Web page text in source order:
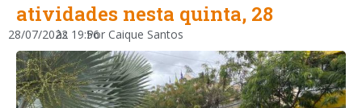
atividades nesta quinta, 28
28/07/2022
às 19:56
Por Caique Santos